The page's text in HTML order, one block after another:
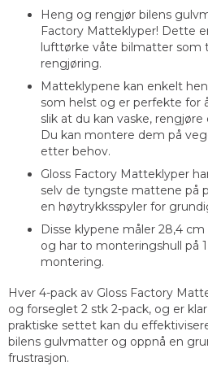
Heng og rengjør bilens
Factory Matteklyper! Dette
lufttørke våte bilmatter som
rengjøring.
Matteklypene kan enkelt
som helst og er perfekte for
slik at du kan vaske,
Du kan montere dem på
etter behov.
Gloss Factory Matteklyper
selv de tyngste mattene på
en høytrykksspyler for
Disse klypene måler 28,4
og har to monteringshull på
montering.
Hver 4-pack av Gloss Factory
og forseglet 2 stk 2-pack, og er
praktiske settet kan du
bilens gulvmatter og oppnå en
frustrasjon.